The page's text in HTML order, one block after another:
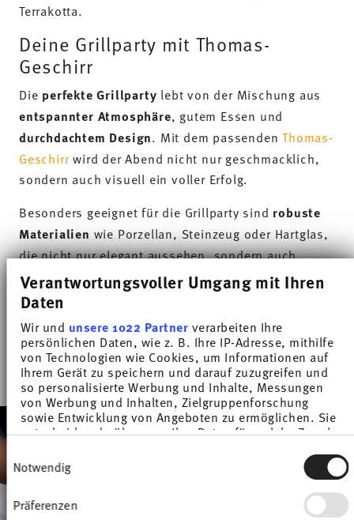
Verantwortungsvoller Umgang mit Ihren
Daten
Wir und unsere 1022 Partnerverarbeiten Ihre
persönlichen Daten, wie z. B. Ihre IP-Adresse, mithilfe
von Technologien wie Cookies, um Informationen auf
Ihrem Gerät zu speichern und darauf zuzugreifen und
so personalisierte Werbung und Inhalte, Messungen
von Werbung und Inhalten, Zielgruppenforschung
sowie Entwicklung von Angeboten zu ermöglichen. Sie
entscheiden darüber, wer Ihre Daten für welche Zwecke
Cookie-Erklärung oder durch Klicken auf das Privacy
Trigger Symbol ändern oder widerrufen
Wenn Sie es erlauben, würden wir auch gerne:
Notwendig
Präferenzen
Terrakotta.
Deine Grillparty mit Thomas-
Geschirr
Die perfekte Grillparty lebt von der Mischung aus
entspannter Atmosphäre, gutem Essen und
durchdachtem Design. Mit dem passendenThomas-
Geschirrwird der Abend nicht nur geschmacklich,
sondern auch visuell ein voller Erfolg.
Besonders geeignet für die Grillparty sind robuste
Materialien wie Porzellan, Steinzeug oder Hartglas,
die nicht nur elegant aussehen, sondern auch
hitze- und stoßbeständig
sind. Teller mit leicht
erhöhtem Rand halten Fleischsäfte und Soßen
oder Pasta praktische Hingucker auf dem Tisch
sind.